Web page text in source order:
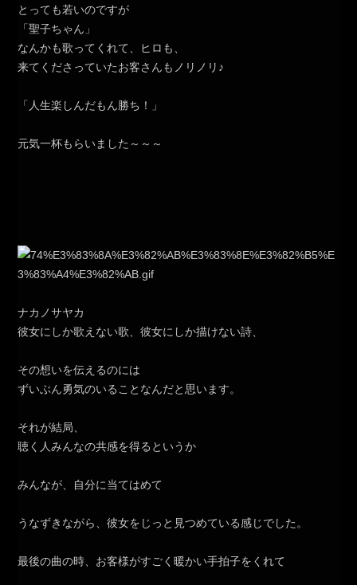
とっても若いのですが
「聖子ちゃん」
なんかも歌ってくれて、ヒロも、
来てくださっていたお客さんもノリノリ♪
「人生楽しんだもん勝ち！」
元気一杯もらいました～～～
ナカノサヤカ
彼女にしか歌えない歌、彼女にしか描けない詩、
その想いを伝えるのには
ずいぶん勇気のいることなんだと思います。
それが結局、
聴く人みんなの共感を得るというか
みんなが、自分に当てはめて
うなずきながら、彼女をじっと見つめている感じでした。
最後の曲の時、お客様がすごく暖かい手拍子をくれて